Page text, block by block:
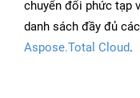
chuyển đổi phức tạp
danh sách đầy đủ
Aspose.Total Cloud.